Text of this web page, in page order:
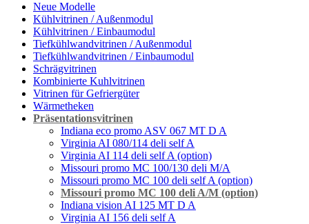
Neue Modelle
Kühlvitrinen / Außenmodul
Kühlvitrinen / Einbaumodul
Tiefkühlwandvitrinen / Außenmodul
Tiefkühlwandvitrinen / Einbaumodul
Schrägvitrinen
Кombinierte Kuhlvitrinen
Vitrinen für Gefriergüter
Wärmetheken
Präsentationsvitrinen
Indiana eco promo ASV 067 МТ D A
Virginia AI 080/114 deli self A
Virginia AI 114 deli self A (option)
Missouri promo MC 100/130 deli M/A
Missouri promo MC 100 deli self A (option)
Missouri promo MC 100 deli A/M (option)
Indiana vision AI 125 MT D A
Virginia AI 156 deli self A